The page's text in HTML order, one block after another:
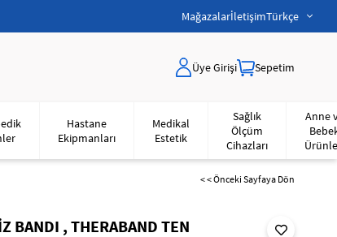
MağazalarİletişimTürkçe
Üye Girişi Sepetim
Hastane
Ekipmanları
Medikal
Estetik
Sağlık
Ölçüm
Cihazları
Anne
< < Önceki Sayfaya Dön
BANDI , THERABAND TEN